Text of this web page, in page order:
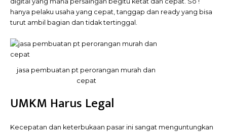
hanya pelaku usaha yang cepat, tanggap dan ready yang bisa
turut ambil bagian dan tidak tertinggal.
jasa pembuatan pt perorangan murah dan
cepat
UMKM Harus Legal
Kecepatan dan keterbukaan pasar ini sangat menguntungkan